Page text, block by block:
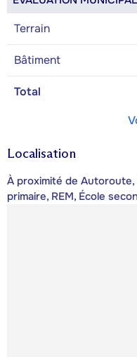
Terrain
Bâtiment
Total
Localisation
À proximité de Autoroute,
primaire, REM, École